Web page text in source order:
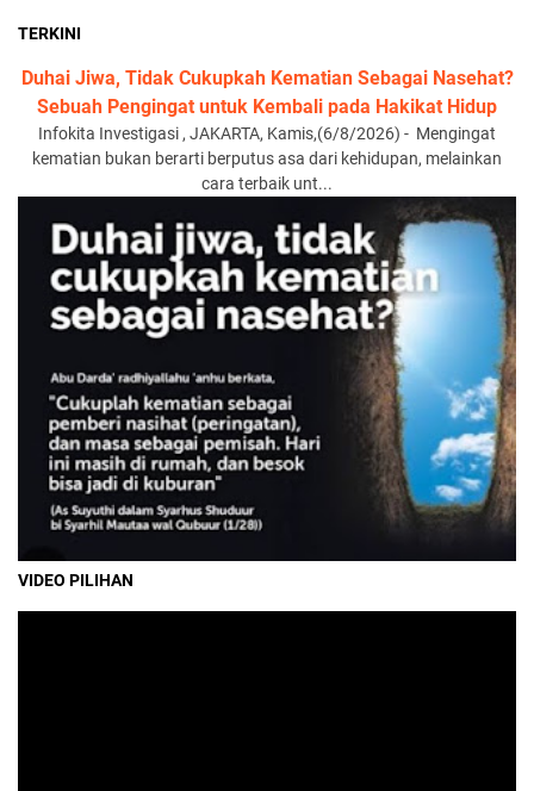
TERKINI
Duhai Jiwa, Tidak Cukupkah Kematian Sebagai Nasehat?
Sebuah Pengingat untuk Kembali pada Hakikat Hidup
Infokita Investigasi , JAKARTA, Kamis,(6/8/2026) - Mengingat
kematian bukan berarti berputus asa dari kehidupan, melainkan
cara terbaik unt...
VIDEO PILIHAN